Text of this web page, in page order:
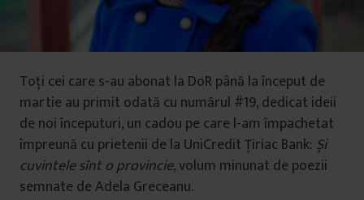
Toți cei care s-au abonat la DoR până la început de
martie au primit odată cu numărul #19, dedicat ideii
de ‪‎noi începuturi‬, un cadou pe care l-am împachetat
împreună cu prietenii de la UniCredit Țiriac Bank: Și
cuvintele sînt o provincie, volum minunat de poezii
semnate de Adela Greceanu.